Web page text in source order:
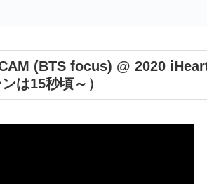
(BTS focus) @ 2020
は15秒頃～）